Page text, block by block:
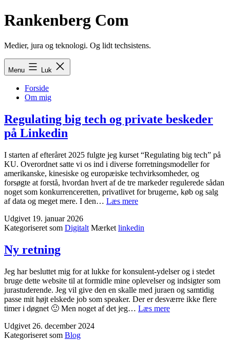
Fortsæt
til
Rankenberg Com
Medier, jura og teknologi. Og lidt techsistens.
Menu Luk
Forside
Om mig
Regulating big tech og private beskeder
på Linkedin
I starten af efteråret 2025 fulgte jeg kurset “Regulating big tech” på
KU. Overordnet satte vi os ind i diverse forretningsmodeller for
amerikanske, kinesiske og europæiske techvirksomheder, og
forsøgte at forstå, hvordan hvert af de tre markeder regulerede sådan
noget som konkurrenceretten, privatlivet for brugerne, køb og salg
af data og meget mere. I den… Læs mereRegulating
og
Udgivet 19. januar 2026
Kategoriseret som Digitalt Mærket linkedin
Ny retning
Jeg har besluttet mig for at lukke for konsulent-ydelser og i stedet
bruge dette website til at formidle mine oplevelser og indsigter som
jurastuderende. Jeg vil give den en skalle med juraen og samtidig
passe mit højt elskede job som speaker. Der er desværre ikke flere
timer i døgnet 🙂 Men noget af det jeg… Læs mereNy
Udgivet 26. december 2024
Kategoriseret som Blog